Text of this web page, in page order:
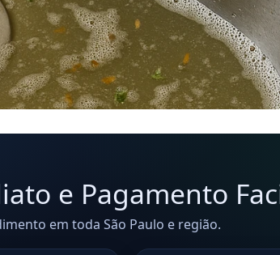
e Pagamento
em toda São Paulo e região.